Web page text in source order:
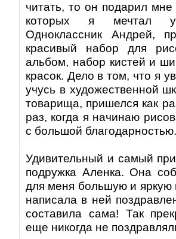
читать, то он подарил
которых я мечтал
Одноклассник Андрей,
красивый набор для
альбом, набор кистей и
красок. Дело в том, что я
учусь в художественной
товарища, пришелся как
раз, когда я начинаю
с большой благодарностью.
Удивительный и самый
подружка Аленка. Она
для меня большую и яркую
написала в ней
составила сама! Так
еще никогда не